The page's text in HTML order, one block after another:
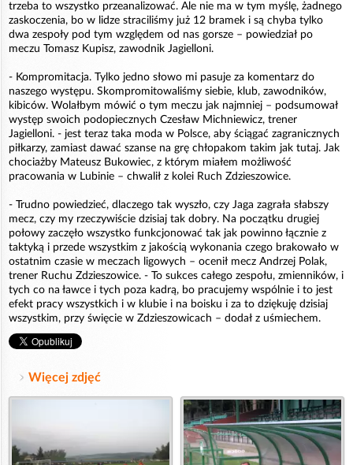
trzeba to wszystko przeanalizować. Ale nie ma w tym myślę, żadnego
zaskoczenia, bo w lidze straciliśmy już 12 bramek i są chyba tylko
dwa zespoły pod tym względem od nas gorsze – powiedział po
meczu Tomasz Kupisz, zawodnik Jagielloni.
- Kompromitacja. Tylko jedno słowo mi pasuje za komentarz do
naszego występu. Skompromitowaliśmy siebie, klub, zawodników,
kibiców. Wolałbym mówić o tym meczu jak najmniej – podsumował
występ swoich podopiecznych Czesław Michniewicz, trener
Jagielloni. - jest teraz taka moda w Polsce, aby ściągać zagranicznych
piłkarzy, zamiast dawać szanse na grę chłopakom takim jak tutaj. Jak
chociażby Mateusz Bukowiec, z którym miałem możliwość
pracowania w Lubinie – chwalił z kolei Ruch Zdzieszowice.
- Trudno powiedzieć, dlaczego tak wyszło, czy Jaga zagrała słabszy
mecz, czy my rzeczywiście dzisiaj tak dobry. Na początku drugiej
połowy zaczęło wszystko funkcjonować tak jak powinno łącznie z
taktyką i przede wszystkim z jakością wykonania czego brakowało w
ostatnim czasie w meczach ligowych – ocenił mecz Andrzej Polak,
trener Ruchu Zdzieszowice. - To sukces całego zespołu, zmienników, i
tych co na ławce i tych poza kadrą, bo pracujemy wspólnie i to jest
efekt pracy wszystkich i w klubie i na boisku i za to dziękuję dzisiaj
wszystkim, przy święcie w Zdzieszowicach – dodał z uśmiechem.
Więcej zdjęć